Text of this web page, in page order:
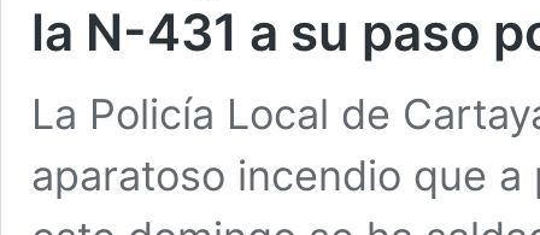
la N-431 a su paso
La Policía Local de
aparatoso incendio que